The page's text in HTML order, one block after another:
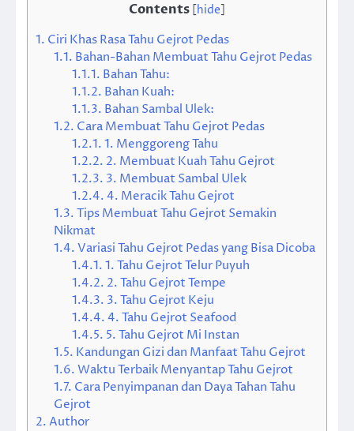
Contents [hide]
1. Ciri Khas Rasa Tahu Gejrot Pedas
1.1. Bahan-Bahan Membuat Tahu Gejrot Pedas
1.1.1. Bahan Tahu:
1.1.2. Bahan Kuah:
1.1.3. Bahan Sambal Ulek:
1.2. Cara Membuat Tahu Gejrot Pedas
1.2.1.1. Menggoreng Tahu
1.2.2. 2. Membuat Kuah Tahu Gejrot
1.2.3. 3. Membuat Sambal Ulek
1.2.4.4. Meracik Tahu Gejrot
1.3.Tips Membuat Tahu Gejrot Semakin
Nikmat
1.4.Variasi Tahu Gejrot Pedas yang Bisa Dicoba
1.4.1.1. Tahu Gejrot Telur Puyuh
1.4.2. 2. Tahu Gejrot Tempe
1.4.3. 3. Tahu Gejrot Keju
1.4.4.4. Tahu Gejrot Seafood
1.4.5. 5. Tahu Gejrot Mi Instan
1.5. Kandungan Gizi dan Manfaat Tahu Gejrot
1.6.Waktu Terbaik Menyantap Tahu Gejrot
1.7. Cara Penyimpanan dan Daya Tahan Tahu
Gejrot
2.Author